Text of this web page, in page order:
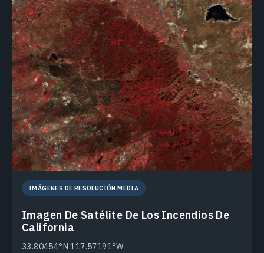
IMÁGENES DE RESOLUCIÓN MEDIA
Imagen De Satélite De Los Incendios De
California
33.80454°N 117.57191°W